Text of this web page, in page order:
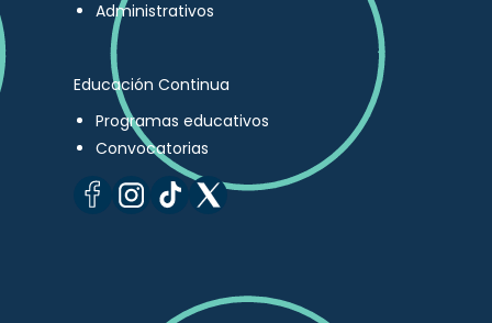
Administrativos
Educación Continua
Programas educativos
Convocatorias